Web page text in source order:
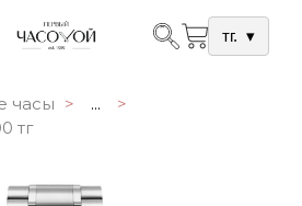
тг. ▾
часы
...
тг